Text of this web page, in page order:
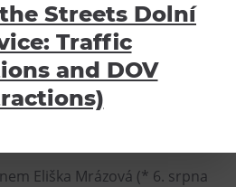
U6TERMÍN 17. 12. 2020
Eliška Mrázová (* 6. srpna
the Streets Dolní
Traffic
and DOV